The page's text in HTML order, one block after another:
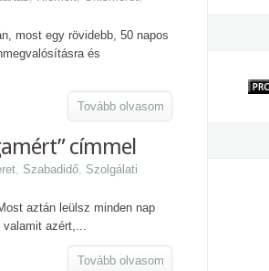
most egy rövidebb, 50 napos
és
Tovább olvasom
címmel
, Szabadidő, Szolgálati
aztán leülsz minden nap
azért,...
Tovább olvasom